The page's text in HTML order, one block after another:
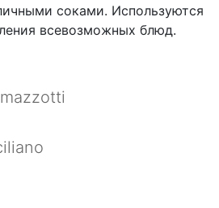
соками. Используются
всевозможных блюд.